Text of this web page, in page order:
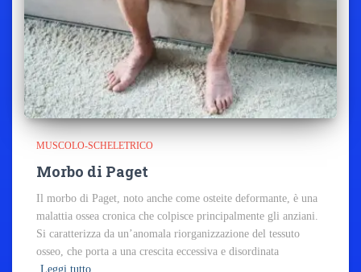
MUSCOLO-SCHELETRICO
Morbo di Paget
Il morbo di Paget, noto anche come osteite deformante, è una
malattia ossea cronica che colpisce principalmente gli anziani.
Si caratterizza da un’anomala riorganizzazione del tessuto
osseo, che porta a una crescita eccessiva e disordinata
Leggi tutto